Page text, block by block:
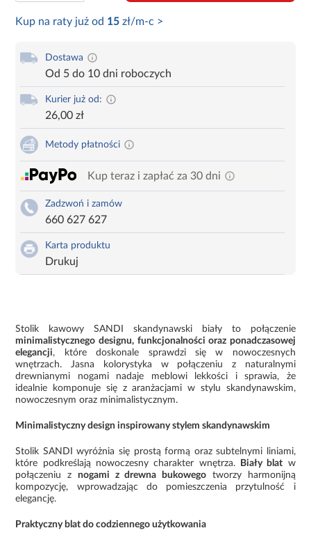
Kup na raty już od 15 zł/m-c >
Dostawa
Od 5 do 10 dni roboczych
Kurier już od:
26,00 zł
Metody płatności
Kup teraz i zapłać za 30 dni
Zadzwoń i zamów
660 627 627
Karta produktu
Drukuj
Stolik kawowy SANDI skandynawski biały to połączenie
minimalistycznego designu, funkcjonalności oraz ponadczasowej
elegancji, które doskonale sprawdzi się w nowoczesnych
wnętrzach. Jasna kolorystyka w połączeniu z naturalnymi
drewnianymi nogami nadaje meblowi lekkości i sprawia, że
idealnie komponuje się z aranżacjami w stylu skandynawskim,
nowoczesnym oraz minimalistycznym.
Minimalistyczny design inspirowany stylem skandynawskim
Stolik SANDI wyróżnia się prostą formą oraz subtelnymi liniami,
które podkreślają nowoczesny charakter wnętrza.
Biały blat w
połączeniu z nogami z drewna bukowego tworzy harmonijną
kompozycję, wprowadzając do pomieszczenia przytulność i
elegancję.
Praktyczny blat do codziennego użytkowania